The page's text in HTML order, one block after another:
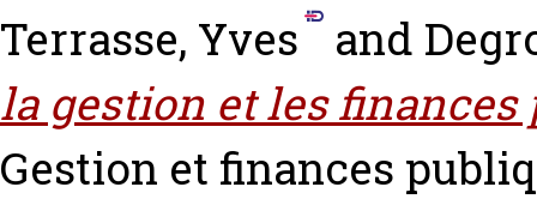
Terrasse, Yves
and
la gestion et les finances
Gestion et finances